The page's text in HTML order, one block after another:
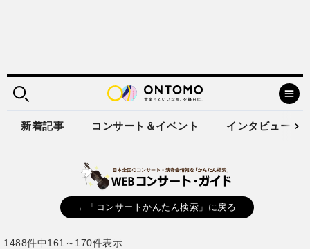
新着記事 コンサート＆イベント インタビュー
←「コンサートかんたん検索」に戻る
1488件中161～170件表示